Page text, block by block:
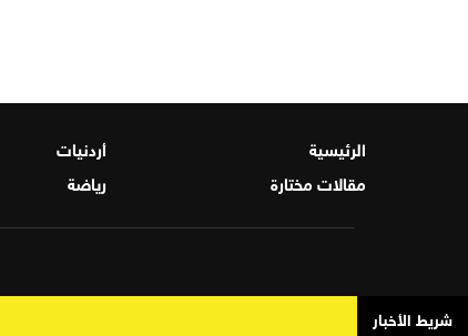
شريط الأخبار
الرئيسية أردنيات
مقالات مختارة
رياضة